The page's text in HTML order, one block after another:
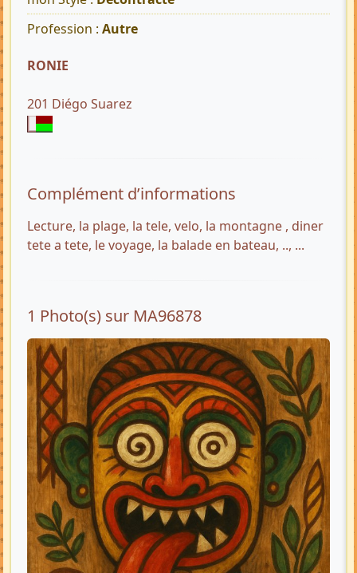
Profession : Autre
RONIE
201 Diégo Suarez
Complément d’informations
Lecture, la plage, la tele, velo, la montagne , diner
tete a tete, le voyage, la balade en bateau, .., ...
1 Photo(s) sur MA96878